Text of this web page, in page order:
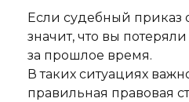
Если судебный приказ
значит, что вы
за прошлое время.
В таких ситуациях
правильная правовая